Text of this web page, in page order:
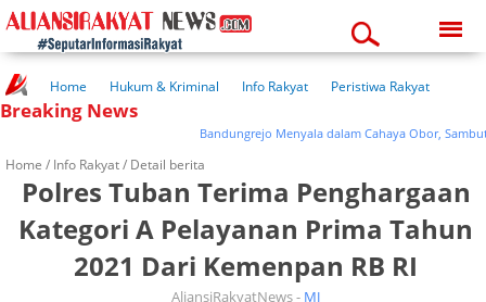
03:49:48 pm
Home Hukum & Kriminal Info Rakyat
Peristiwa Rakyat
Kuliner Rakyat
Wisata Rakyat
Breaking News
Bandungrejo Menyala dalam Cahaya Obor, Sambut 1
Home / Info Rakyat/ Detail berita
Polres Tuban Terima Penghargaan
Kategori A Pelayanan Prima Tahun
2021 Dari Kemenpan RB RI
AliansiRakyatNews - MJ